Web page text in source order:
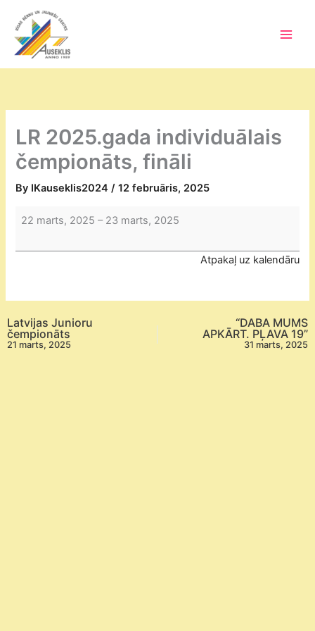
content
LR 2025.gada individuālais
čempionāts, fināli
By IKauseklis2024/12 februāris, 2025
LR
individuālais
22 marts, 2025 – 23 marts, 2025
Atpakaļ uz kalendāru
Latvijas Junioru
čempionāts
21 marts, 2025
“DABA MUMS
APKĀRT. PĻAVA 19”
31 marts, 2025